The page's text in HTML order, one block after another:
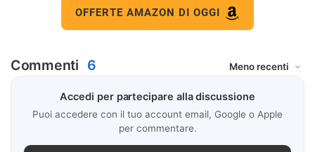
OFFERTE AMAZON DI OGGI
Commenti 6
Accedi per partecipare alla discussione
Puoi accedere con il tuo account email, Google o Apple
per commentare.